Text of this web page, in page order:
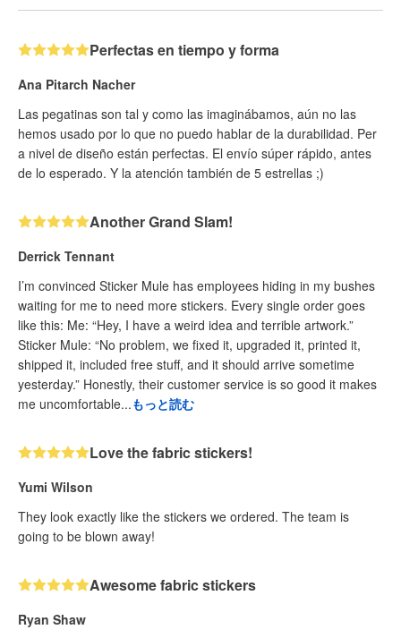
Perfectas en tiempo y forma
Ana Pitarch Nacher
Las pegatinas son tal y como las imaginábamos, aún no las
hemos usado por lo que no puedo hablar de la durabilidad. Per
a nivel de diseño están perfectas. El envío súper rápido, antes
de lo esperado. Y la atención también de 5 estrellas ;)
Another Grand Slam!
Derrick Tennant
I’m convinced Sticker Mule has employees hiding in my bushes
waiting for me to need more stickers. Every single order goes
like this: Me: “Hey, I have a weird idea and terrible artwork.”
Sticker Mule: “No problem, we fixed it, upgraded it, printed it,
shipped it, included free stuff, and it should arrive sometime
yesterday.” Honestly, their customer service is so good it makes
me uncomfortable...もっと読む
Love the fabric stickers!
Yumi Wilson
They look exactly like the stickers we ordered. The team is
going to be blown away!
Awesome fabric stickers
Ryan Shaw